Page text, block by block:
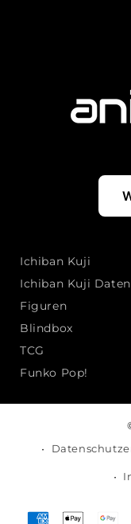
Ichiban Kuji
Ichiban Kuji
Figuren
Blindbox
TCG
Funko Pop!